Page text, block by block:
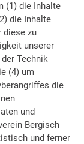
(1) die Inhalte
die Inhalte
diese zu
unserer
Technik
(4) um
die
und
Bergisch
und ferner